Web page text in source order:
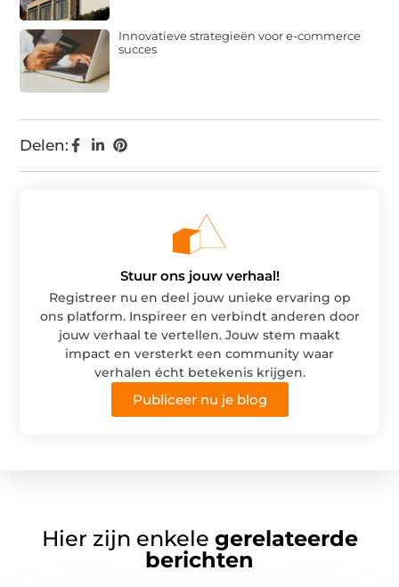
Delen:
Innovatieve strategieën voor e-commerce
succes
Stuur ons jouw verhaal!
Registreer nu en deel jouw unieke ervaring op
ons platform. Inspireer en verbindt anderen door
jouw verhaal te vertellen. Jouw stem maakt
impact en versterkt een community waar
verhalen écht betekenis krijgen.
Publiceer nu je blog
Hier zijn enkele gerelateerde
berichten